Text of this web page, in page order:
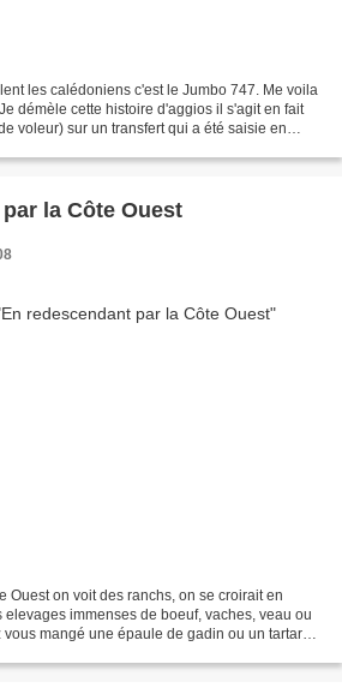
les calédoniens c'est le Jumbo 747. Me voila
démèle cette histoire d'aggios il s'agit en fait
voleur) sur un transfert qui a été saisie en
la Côte Ouest
Ouest on voit des ranchs, on se croirait en
immenses de boeuf, vaches, veau ou
mangé une épaule de gadin ou un tartare